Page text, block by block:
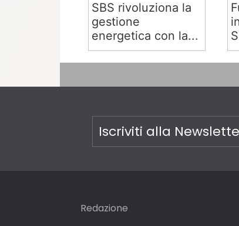
SBS rivoluziona la
gestione
energetica con la...
Iscriviti alla
Redazione